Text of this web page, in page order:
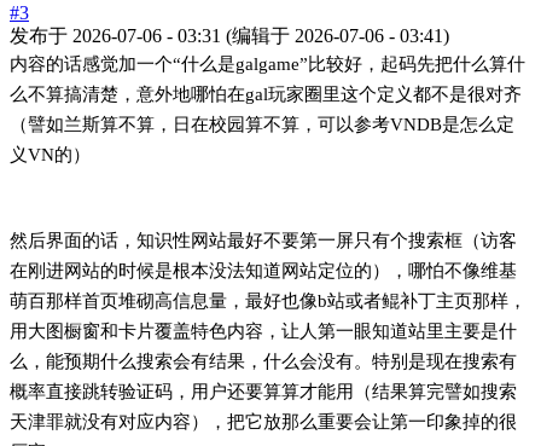
#3
发布于 2026-07-06 - 03:31 (编辑于 2026-07-06 - 03:41)
内容的话感觉加一个“什么是galgame”比较好，起码先把什么算什
么不算搞清楚，意外地哪怕在gal玩家圈里这个定义都不是很对齐
（譬如兰斯算不算，日在校园算不算，可以参考VNDB是怎么定
义VN的）
然后界面的话，知识性网站最好不要第一屏只有个搜索框（访客
在刚进网站的时候是根本没法知道网站定位的），哪怕不像维基
萌百那样首页堆砌高信息量，最好也像b站或者鲲补丁主页那样，
用大图橱窗和卡片覆盖特色内容，让人第一眼知道站里主要是什
么，能预期什么搜索会有结果，什么会没有。特别是现在搜索有
概率直接跳转验证码，用户还要算算才能用（结果算完譬如搜索
天津罪就没有对应内容），把它放那么重要会让第一印象掉的很